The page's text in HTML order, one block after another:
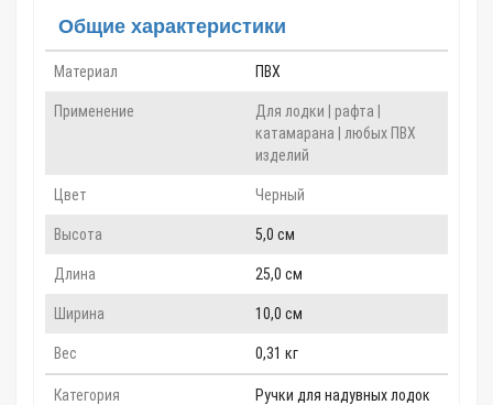
Общие характеристики
Материал ПВХ
Применение
Для лодки | рафта |
катамарана | любых ПВХ
изделий
Цвет Черный
Высота 5,0 см
Длина 25,0 см
Ширина 10,0 см
Вес 0,31 кг
Категория
Ручки для надувных лодок